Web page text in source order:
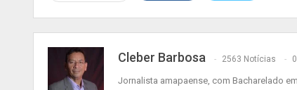
Cleber Barbosa 2563 Notícias
Jornalista amapaense, com Bacharelado